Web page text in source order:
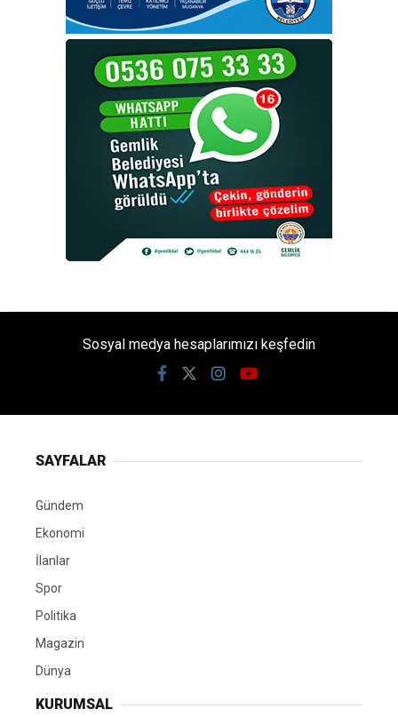
Sosyal medya hesaplarımızı keşfedin
SAYFALAR
Gündem
Ekonomi
İlanlar
Spor
Politika
Magazin
Dünya
KURUMSAL